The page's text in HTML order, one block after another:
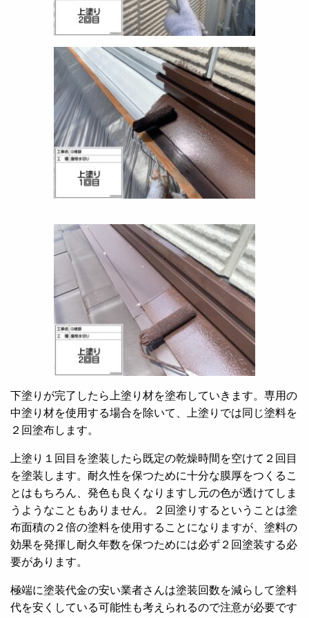
下塗りが完了したら上塗り材を塗布していきます。専用の
中塗り材を使用する場合を除いて、上塗りでは同じ塗料を
２回塗布します。
上塗り１回目を塗装したら既定の乾燥時間を空けて２回目
を塗装します。耐久性を保つために十分な膜厚をつくるこ
とはもちろん、発色も良くなりますし元の色が透けてしま
うようなこともありません。２回塗りするということは塗
布面積の２倍の塗料を使用することになりますが、塗料の
効果を発揮し耐久年数を保つためには必ず２回塗装する必
要があります。
極端に塗装代金の安い業者さんは塗装回数を減らして塗料
代を安くしている可能性も考えられるので注意が必要です